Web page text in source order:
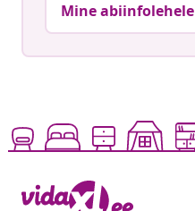
Mine abiinfolehele